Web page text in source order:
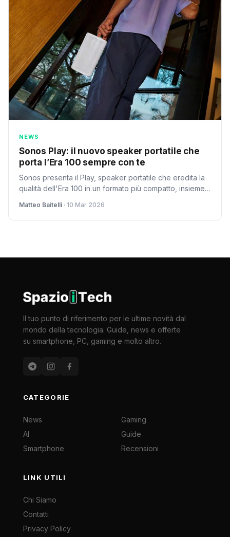
NEWS
Sonos Play: il nuovo speaker portatile che
porta l’Era 100 sempre con te
Sonos presenta il Play, speaker portatile che eredita la
qualità dell'Era 100 in un formato più compatto, insieme
dopo la crisi del 2024.
Matteo Baitelli · 10 Mar 2026
Il tuo punto di riferimento per le ultime novità dal
mondo della tecnologia. Guide, news e offerte
su smartphone, PC, gaming e molto altro.
CATEGORIE
News
AI
Smartphone
Gaming
Guide
Recensioni
LINK UTILI
Chi Siamo
Contatti
Privacy Policy